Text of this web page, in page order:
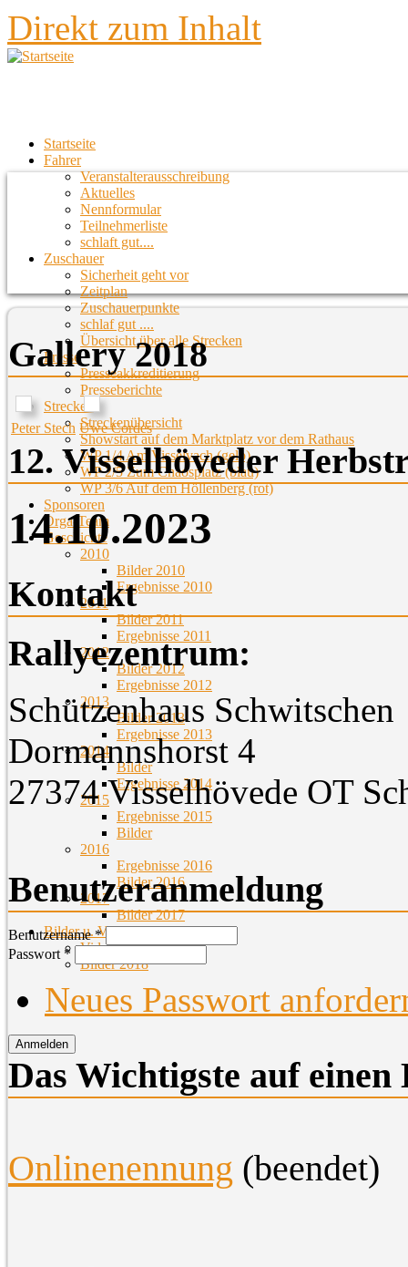
Direkt zum Inhalt
Startseite
Fahrer
Veranstalterausschreibung
Aktuelles
Nennformular
Teilnehmerliste
schlaft gut....
Zuschauer
Sicherheit geht vor
Zeitplan
Zuschauerpunkte
schlaf gut ....
Übersicht über alle Strecken
Presse
Presseakkreditierung
Presseberichte
Strecken
Streckenübersicht
Showstart auf dem Marktplatz vor dem Rathaus
WP 1/4 Am Visselvach (gelb)
WP 2/5 Zum Chaosplatz (blau)
WP 3/6 Auf dem Höllenberg (rot)
Sponsoren
Orga-Team
Geschichte
2010
Bilder 2010
Ergebnisse 2010
2011
Bilder 2011
Ergebnisse 2011
2012
Bilder 2012
Ergebnisse 2012
2013
Bilder 2013
Ergebnisse 2013
2014
Bilder
Ergebnisse 2014
2015
Ergebnisse 2015
Bilder
2016
Ergebnisse 2016
Bilder 2016
2017
Bilder 2017
Bilder u. Videos
Videos
Bilder 2018
Gallery 2018
Peter Stech Uwe Cordes
12. Visselhöveder
14.10.2023
Kontakt
Rallyezentrum:
Schützenhaus Schwitschen
Dormannshorst 4
27374 Visselhövede OT
Benutzeranmeldung
Benutzername*
Passwort *
Neues Passwort
Das Wichtigste auf einen
Onlinenennung (beendet)